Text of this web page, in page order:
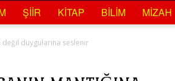
ŞIIR KITAP BILIM MIZAH
değil duygularına seslenir